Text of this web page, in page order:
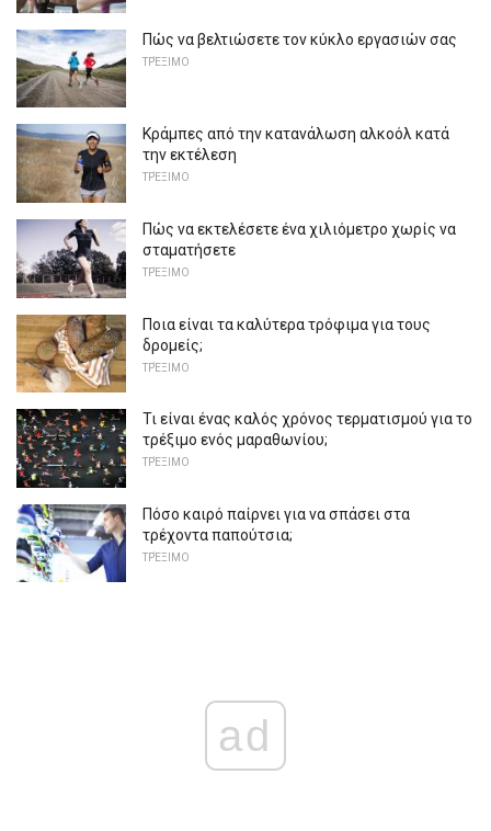
Πώς να βελτιώσετε τον κύκλο εργασιών σας
ΤΡΈΞΙΜΟ
Κράμπες από την κατανάλωση αλκοόλ κατά
την εκτέλεση
ΤΡΈΞΙΜΟ
Πώς να εκτελέσετε ένα χιλιόμετρο χωρίς να
σταματήσετε
ΤΡΈΞΙΜΟ
Ποια είναι τα καλύτερα τρόφιμα για τους
δρομείς;
ΤΡΈΞΙΜΟ
Τι είναι ένας καλός χρόνος τερματισμού για το
τρέξιμο ενός μαραθωνίου;
ΤΡΈΞΙΜΟ
Πόσο καιρό παίρνει για να σπάσει στα
τρέχοντα παπούτσια;
ΤΡΈΞΙΜΟ
ad